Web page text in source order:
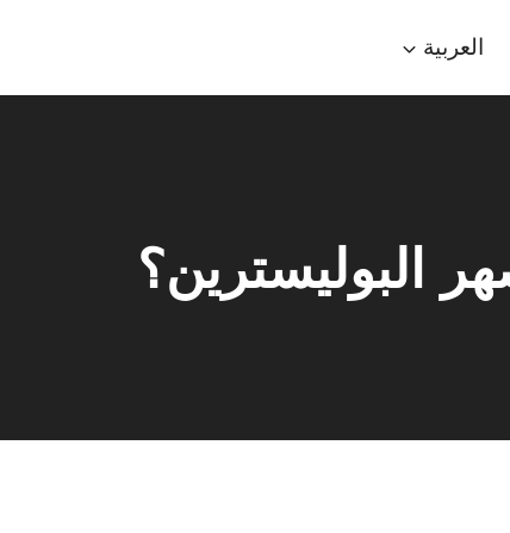
العربية
البوليسترين؟